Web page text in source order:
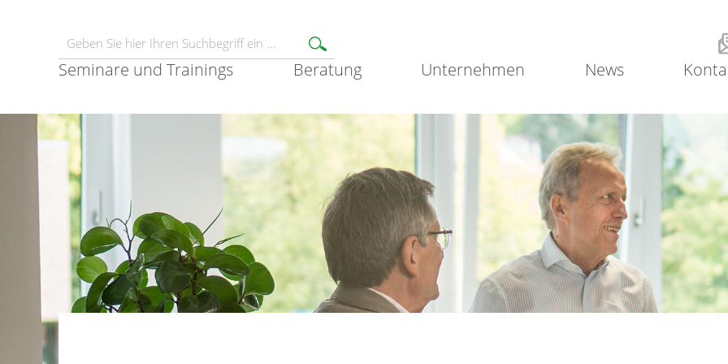
Seminare und Trainings Beratung Unternehmen News